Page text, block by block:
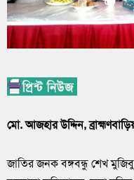
মো. আজহার উদ্দিন,
জাতির জনক বঙ্গবন্ধু শেখ